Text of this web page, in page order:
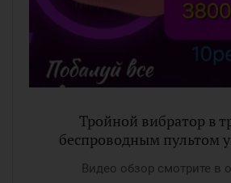
Тройной вибратор в
беспроводным пультом
Видео обзор смотрите в